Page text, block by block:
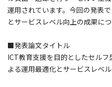
運用されています。今回の発表
とサービスレベル向上の成果に
■発表論文タイトル
ICT教育支援を目的としたセル
よる運用最適化とサービスレベ